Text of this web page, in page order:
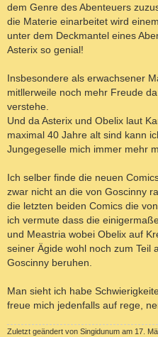
dem Genre des Abenteuers
die Materie einarbeitet wird
unter dem Deckmantel eines
Asterix so genial!
Insbesondere als erwachsener
mitllerweile noch mehr Freude
verstehe.
Und da Asterix und Obelix laut
maximal 40 Jahre alt sind kann
Jungegeselle mich immer mehr
Ich selber finde die neuen
zwar nicht an die von Goscinny
die letzten beiden Comics die
ich vermute dass die
und Meastria wobei Obelix auf
seiner Ägide wohl noch zum Teil
Goscinny beruhen.
Man sieht ich habe
freue mich jedenfalls auf rege,
Zuletzt geändert von Singidunum am 17.